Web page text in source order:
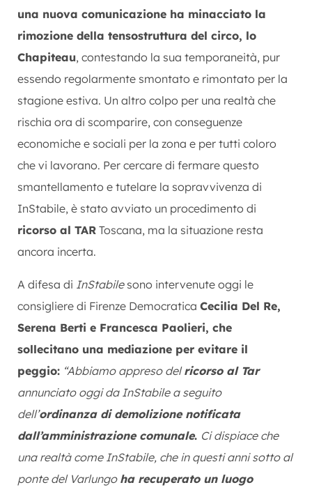
una nuova comunicazione ha minacciato la
rimozione della tensostruttura del circo, lo
Chapiteau, contestando la sua temporaneità, pur
essendo regolarmente smontato e rimontato per la
stagione estiva. Un altro colpo per una realtà che
rischia ora di scomparire, con conseguenze
economiche e sociali per la zona e per tutti coloro
che vi lavorano. Per cercare di fermare questo
smantellamento e tutelare la sopravvivenza di
InStabile, è stato avviato un procedimento di
ricorso al TAR Toscana, ma la situazione resta
ancora incerta.
A difesa di InStabilesono intervenute oggi le
consigliere di Firenze Democratica Cecilia Del Re,
Serena Berti e Francesca Paolieri, che
sollecitano una mediazione per evitare il
peggio: “Abbiamo appreso delricorso al Tar
annunciato oggi da InStabile a seguito
dell’ordinanza di demolizione notificata
dall’amministrazione comunale. Ci dispiace che
una realtà come InStabile, che in questi anni sotto al
ponte del Varlungo ha recuperato un luogo